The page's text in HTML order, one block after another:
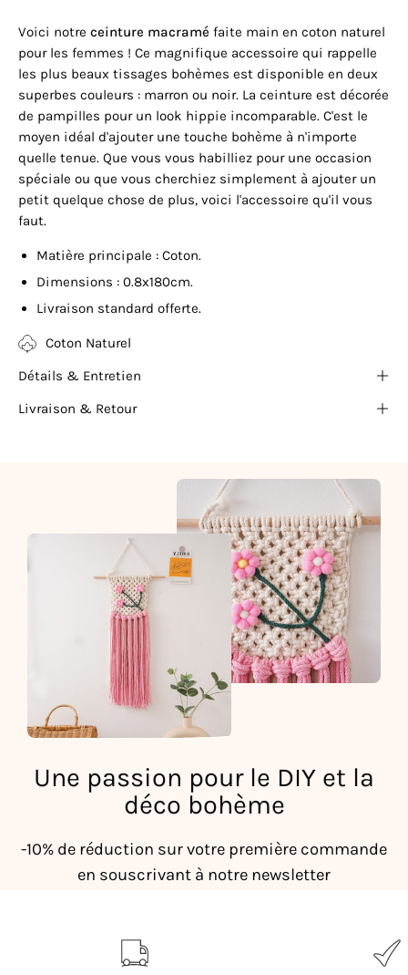
Voici notre ceinture macramé faite main en coton naturel
pour les femmes ! Ce magnifique accessoire qui rappelle
les plus beaux tissages bohèmes est disponible en deux
superbes couleurs : marron ou noir. La ceinture est décorée
de pampilles pour un look hippie incomparable. C'est le
moyen idéal d'ajouter une touche bohème à n'importe
quelle tenue. Que vous vous habilliez pour une occasion
spéciale ou que vous cherchiez simplement à ajouter un
petit quelque chose de plus, voici l'accessoire qu'il vous
faut.
Matière principale : Coton.
Dimensions : 0.8x180cm.
Livraison standard offerte.
Coton Naturel
Détails & Entretien
Livraison & Retour
Une passion pour le DIY et la
déco bohème
-10% de réduction sur votre première commande
en souscrivant à notre newsletter